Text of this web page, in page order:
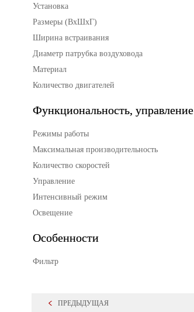
Установка
Размеры (ВхШхГ)
Ширина встраивания
Диаметр патрубка воздуховода
Материал
Количество двигателей
Функциональность, управление
Режимы работы
Максимальная производительность
Количество скоростей
Управление
Интенсивный режим
Освещение
Особенности
Фильтр
ПРЕДЫДУЩАЯ